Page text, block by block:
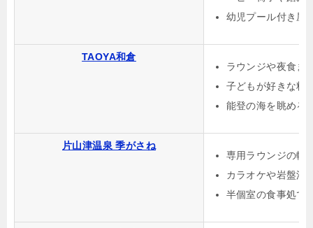
幼児プール付き屋
TAOYA和倉
ラウンジや夜食ま
子どもが好きな料
能登の海を眺める
片山津温泉 季がさね
専用ラウンジの軽
カラオケや岩盤浴
半個室の食事処で